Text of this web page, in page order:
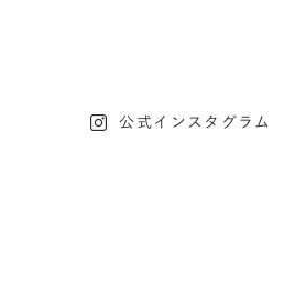
公式インスタグラム